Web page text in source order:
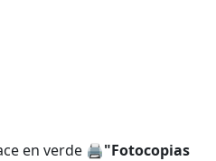
en verde 🖨️"Fotocopias